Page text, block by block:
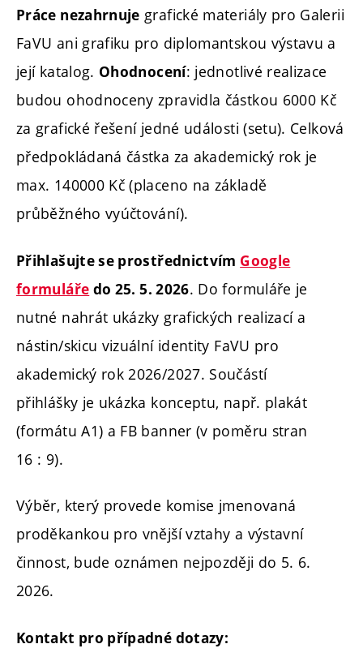
Práce nezahrnuje grafické materiály pro Galerii
FaVU ani grafiku pro diplomantskou výstavu a
její katalog. Ohodnocení: jednotlivé realizace
budou ohodnoceny zpravidla částkou 6000 Kč
za grafické řešení jedné události (setu). Celková
předpokládaná částka za akademický rok je
max. 140000 Kč (placeno na základě
průběžného vyúčtování).
Přihlašujte se prostřednictvím Google
formuláře do 25. 5. 2026. Do formuláře je
nutné nahrát ukázky grafických realizací a
nástin/skicu vizuální identity FaVU pro
akademický rok 2026/2027. Součástí
přihlášky je ukázka konceptu, např. plakát
(formátu A1) a FB banner (v poměru stran
16 : 9).
Výběr, který provede komise jmenovaná
proděkankou pro vnější vztahy a výstavní
činnost, bude oznámen nejpozději do 5. 6.
2026.
Kontakt pro případné dotazy: